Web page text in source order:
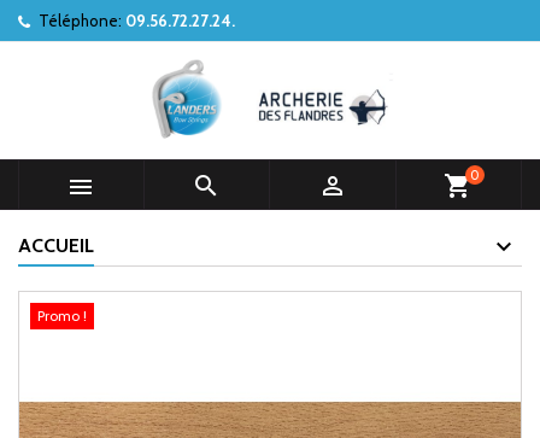
Téléphone: 09.56.72.27.24.
   shopping_cart0
ACCUEIL
Promo !